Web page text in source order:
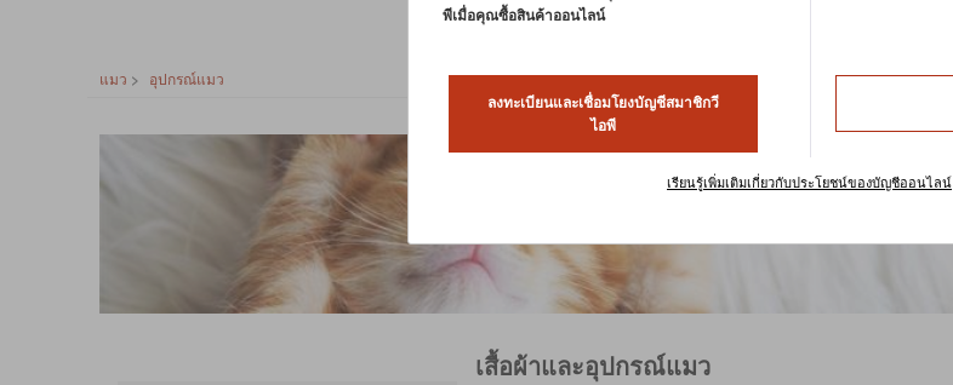
แมว > อุปกรณ์แมว
เสื้อผ้าและอุปกรณ์แมว
พีเมื่อคุณซื้อสินค้าออนไลน์
ลงทะเบียนและเชื่อมโยงบัญชีสมาชิกวี
ไอพี
เรียนรู้เพิ่มเติมเกี่ยวกับประโยชน์ของบัญชีออนไลน์